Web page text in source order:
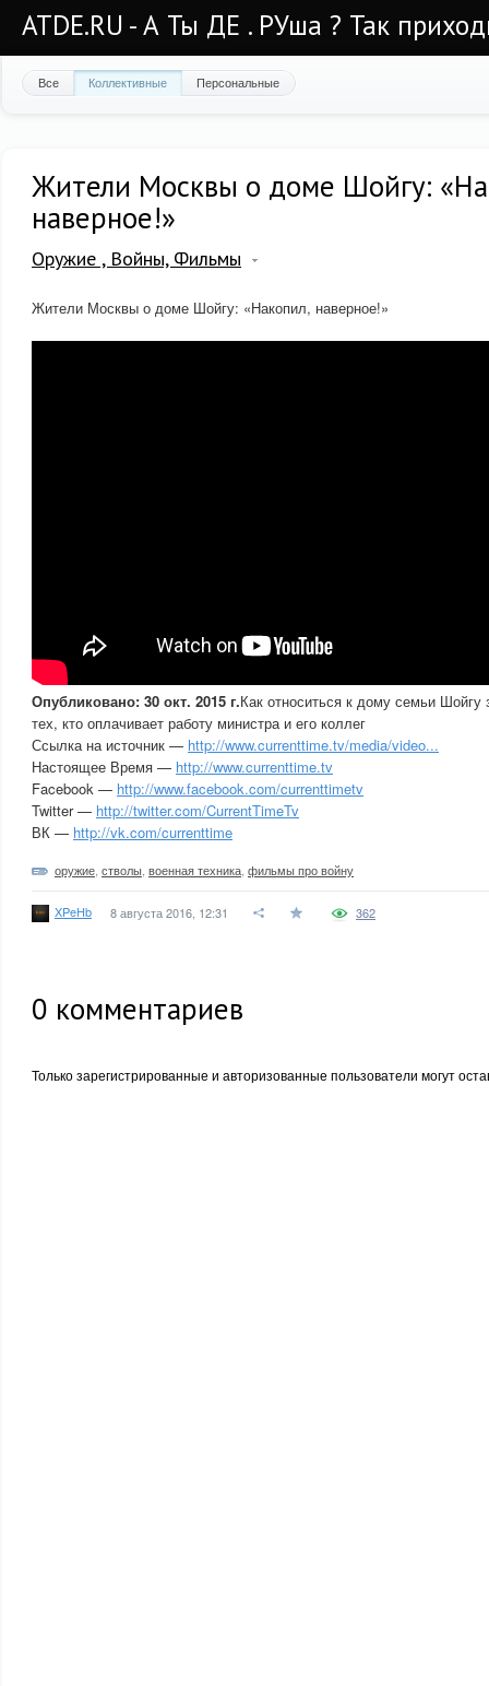
ATDE.RU - А Ты ДЕ . РУша ? Так
Все Коллективные Персональные
Жители Москвы о доме Шойгу:
наверное!»
Оружие , Войны, Фильмы
Жители Москвы о доме Шойгу: «Накопил, наверное!»
Опубликовано: 30 окт. 2015 г.Как относиться к дому семьи
тех, кто оплачивает работу министра и его коллег
Ссылка на источник — http://www.currenttime.tv/media/video...
Настоящее Время — http://www.currenttime.tv
Facebook — http://www.facebook.com/currenttimetv
Twitter — http://twitter.com/CurrentTimeTv
ВК — http://vk.com/currenttime
оружие стволы военная техника фильмы про войну
XPeHb 8 августа 2016, 12:31 362
0 комментариев
Только зарегистрированные и авторизованные пользователи могут